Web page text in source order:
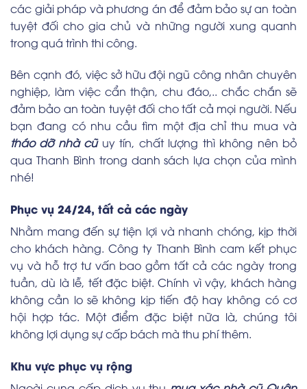
các giải pháp và phương án để đảm bảo sự an toàn
tuyệt đối cho gia chủ và những người xung quanh
trong quá trình thi công.
Bên cạnh đó, việc sở hữu đội ngũ công nhân chuyên
nghiệp, làm việc cẩn thận, chu đáo,.. chắc chắn sẽ
đảm bảo an toàn tuyệt đối cho tất cả mọi người. Nếu
bạn đang có nhu cầu tìm một địa chỉ thu mua và
tháo dỡ nhà cũuy tín, chất lượng thì không nên bỏ
qua Thanh Bình trong danh sách lựa chọn của mình
nhé!
Phục vụ 24/24, tất cả các ngày
Nhằm mang đến sự tiện lợi và nhanh chóng, kịp thời
cho khách hàng. Công ty Thanh Bình cam kết phục
vụ và hỗ trợ tư vấn bao gồm tất cả các ngày trong
tuần, dù là lễ, tết đặc biệt. Chính vì vậy, khách hàng
không cần lo sẽ không kịp tiến độ hay không có cơ
hội hợp tác. Một điểm đặc biệt nữa là, chúng tôi
không lợi dụng sự cấp bách mà thu phí thêm.
Khu vực phục vụ rộng